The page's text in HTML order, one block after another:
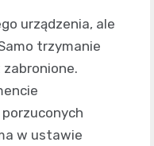
urządzenia, ale
trzymanie
w ustawie